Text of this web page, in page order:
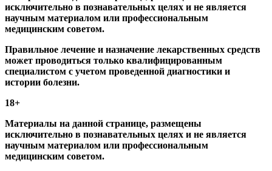
исключительно в познавательных целях и не является
научным материалом или профессиональным
медицинским советом.
Правильное лечение и назначение лекарственных средств
может проводиться только квалифицированным
специалистом с учетом проведенной диагностики и
истории болезни.
18+
Материалы на данной странице, размещены
исключительно в познавательных целях и не является
научным материалом или профессиональным
медицинским советом.